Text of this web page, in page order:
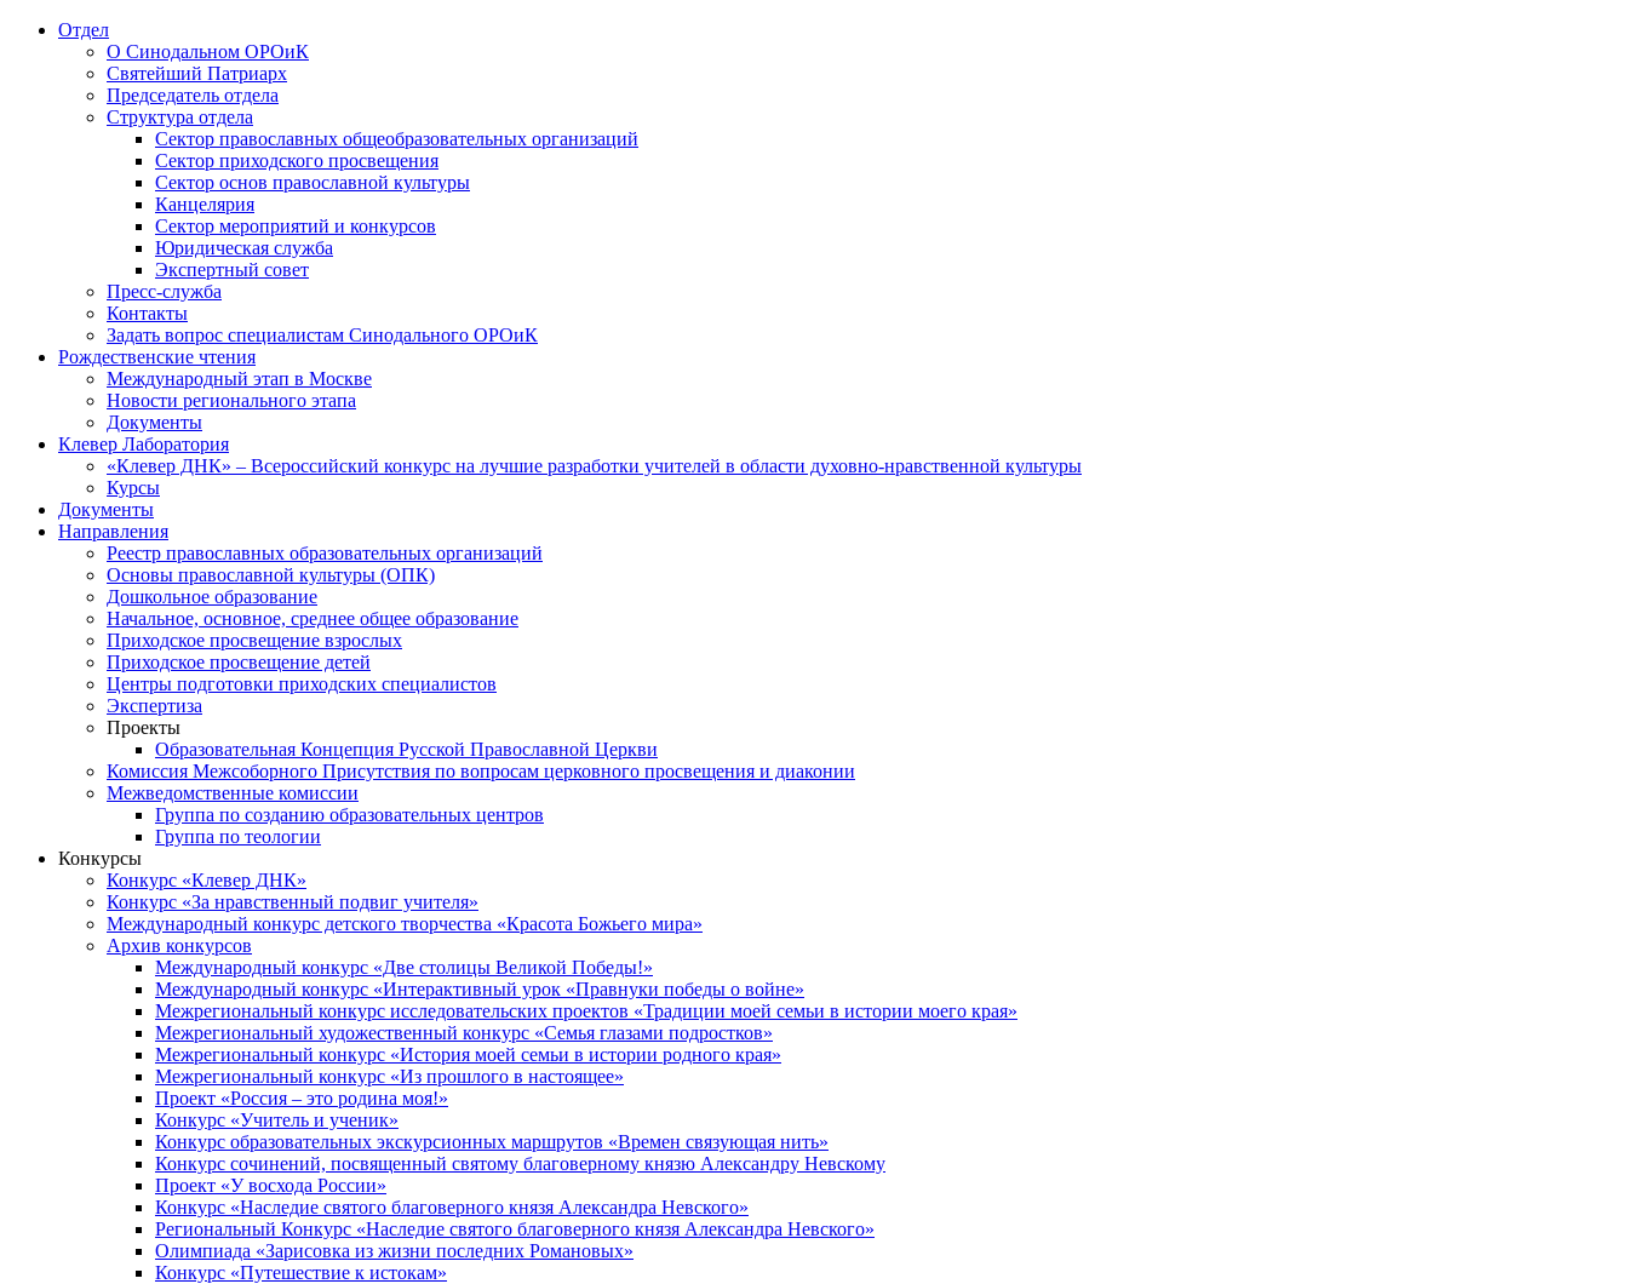
Отдел
О Синодальном ОРОиК
Святейший Патриарх
Председатель отдела
Структура отдела
Сектор православных общеобразовательных организаций
Сектор приходского просвещения
Сектор основ православной культуры
Канцелярия
Сектор мероприятий и конкурсов
Юридическая служба
Экспертный совет
Пресс-служба
Контакты
Задать вопрос специалистам Синодального ОРОиК
Рождественские чтения
Международный этап в Москве
Новости регионального этапа
Документы
Клевер Лаборатория
«Клевер ДНК» – Всероссийский конкурс на лучшие разработки учителей в области духовно-нравственной культуры
Курсы
Документы
Направления
Реестр православных образовательных организаций
Основы православной культуры (ОПК)
Дошкольное образование
Начальное, основное, среднее общее образование
Приходское просвещение взрослых
Приходское просвещение детей
Центры подготовки приходских специалистов
Экспертиза
Проекты
Образовательная Концепция Русской Православной Церкви
Комиссия Межсоборного Присутствия по вопросам церковного просвещения и диаконии
Межведомственные комиссии
Группа по созданию образовательных центров
Группа по теологии
Конкурсы
Конкурс «Клевер ДНК»
Конкурс «За нравственный подвиг учителя»
Международный конкурс детского творчества «Красота Божьего мира»
Архив конкурсов
Международный конкурс «Две столицы Великой Победы!»
Международный конкурс «Интерактивный урок «Правнуки победы о войне»
Межрегиональный конкурс исследовательских проектов «Традиции моей семьи в истории моего края»
Межрегиональный художественный конкурс «Семья глазами подростков»
Межрегиональный конкурс «История моей семьи в истории родного края»
Межрегиональный конкурс «Из прошлого в настоящее»
Проект «Россия – это родина моя!»
Конкурс «Учитель и ученик»
Конкурс образовательных экскурсионных маршрутов «Времен связующая нить»
Конкурс сочинений, посвященный святому благоверному князю Александру Невскому
Проект «У восхода России»
Конкурс «Наследие святого благоверного князя Александра Невского»
Региональный Конкурс «Наследие святого благоверного князя Александра Невского»
Олимпиада «Зарисовка из жизни последних Романовых»
Конкурс «Путешествие к истокам»